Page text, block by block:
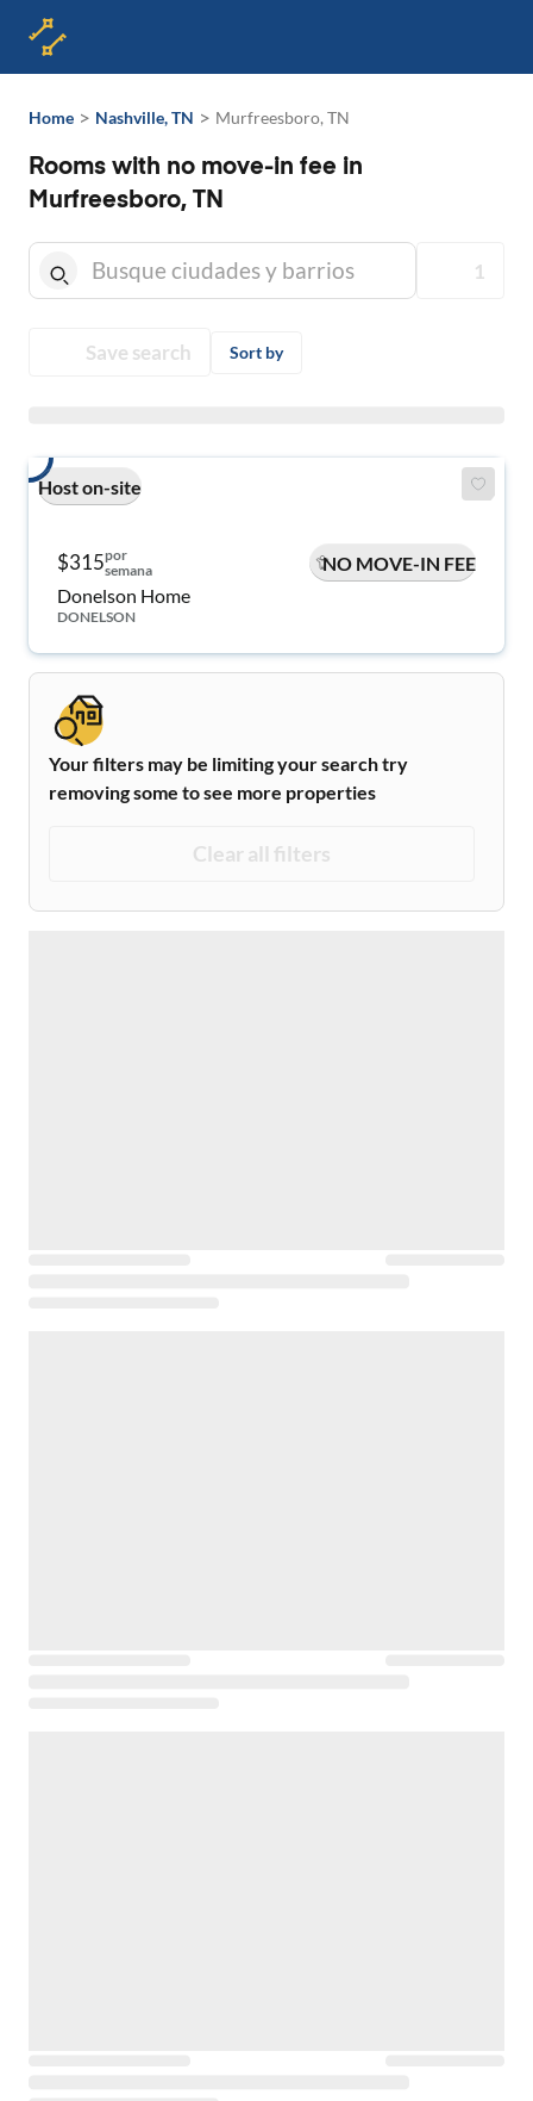
Home > Nashville, TN > Murfreesboro, TN
Rooms with no move-in fee in
Murfreesboro, TN
1
Save search Sort by
Host on-site
$315por
semana
NO MOVE-IN FEE
Donelson Home
DONELSON
Your filters may be limiting your search try
removing some to see more properties
Clear all filters